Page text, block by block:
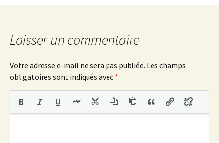
des
articles
Laisser un commentaire
Votre adresse e-mail ne sera pas publiée. Les champs
obligatoires sont indiqués avec *